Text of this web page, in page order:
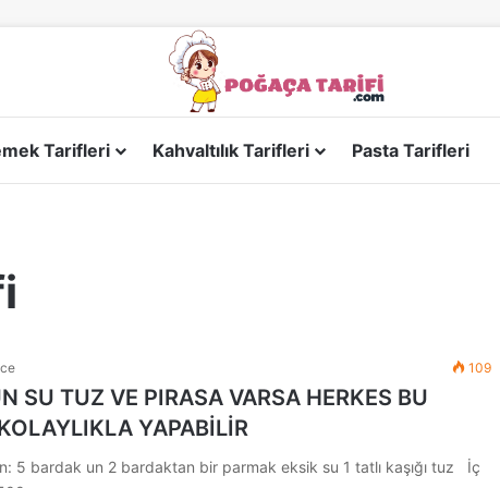
Tarifleri Kahvaltılık Tarifleri Pasta Tarifleri
109
SU TUZ VE PIRASA VARSA HERKES BU
YAPABİLİR
5 bardak un 2 bardaktan bir parmak eksik su 1 tatlı kaşığı tuz İç